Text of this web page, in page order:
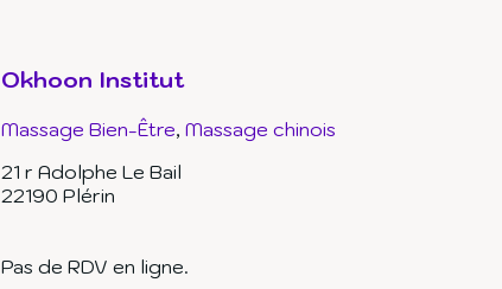
Okhoon Institut
Massage Bien-Être Massage chinois
21 r Adolphe Le Bail
22190 Plérin
Pas de RDV en ligne.